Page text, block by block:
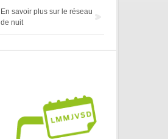
En savoir plus sur le réseau
de nuit